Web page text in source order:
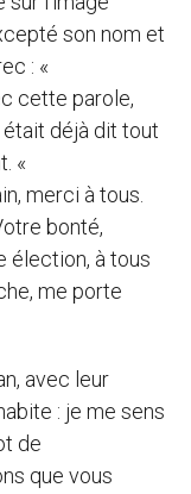
son nom et
: «
cette parole,
déjà dit tout
«
merci à tous.
bonté,
élection, à tous
me porte
avec leur
: je me sens
de
que vous